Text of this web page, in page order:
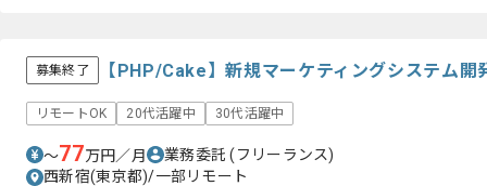
募集終了 【PHP/Cake】新規マーケティングシステム
リモートOK 20代活躍中 30代活躍中
〜77万円／月 業務委託(フリーランス)
西新宿(東京都)/一部リモート